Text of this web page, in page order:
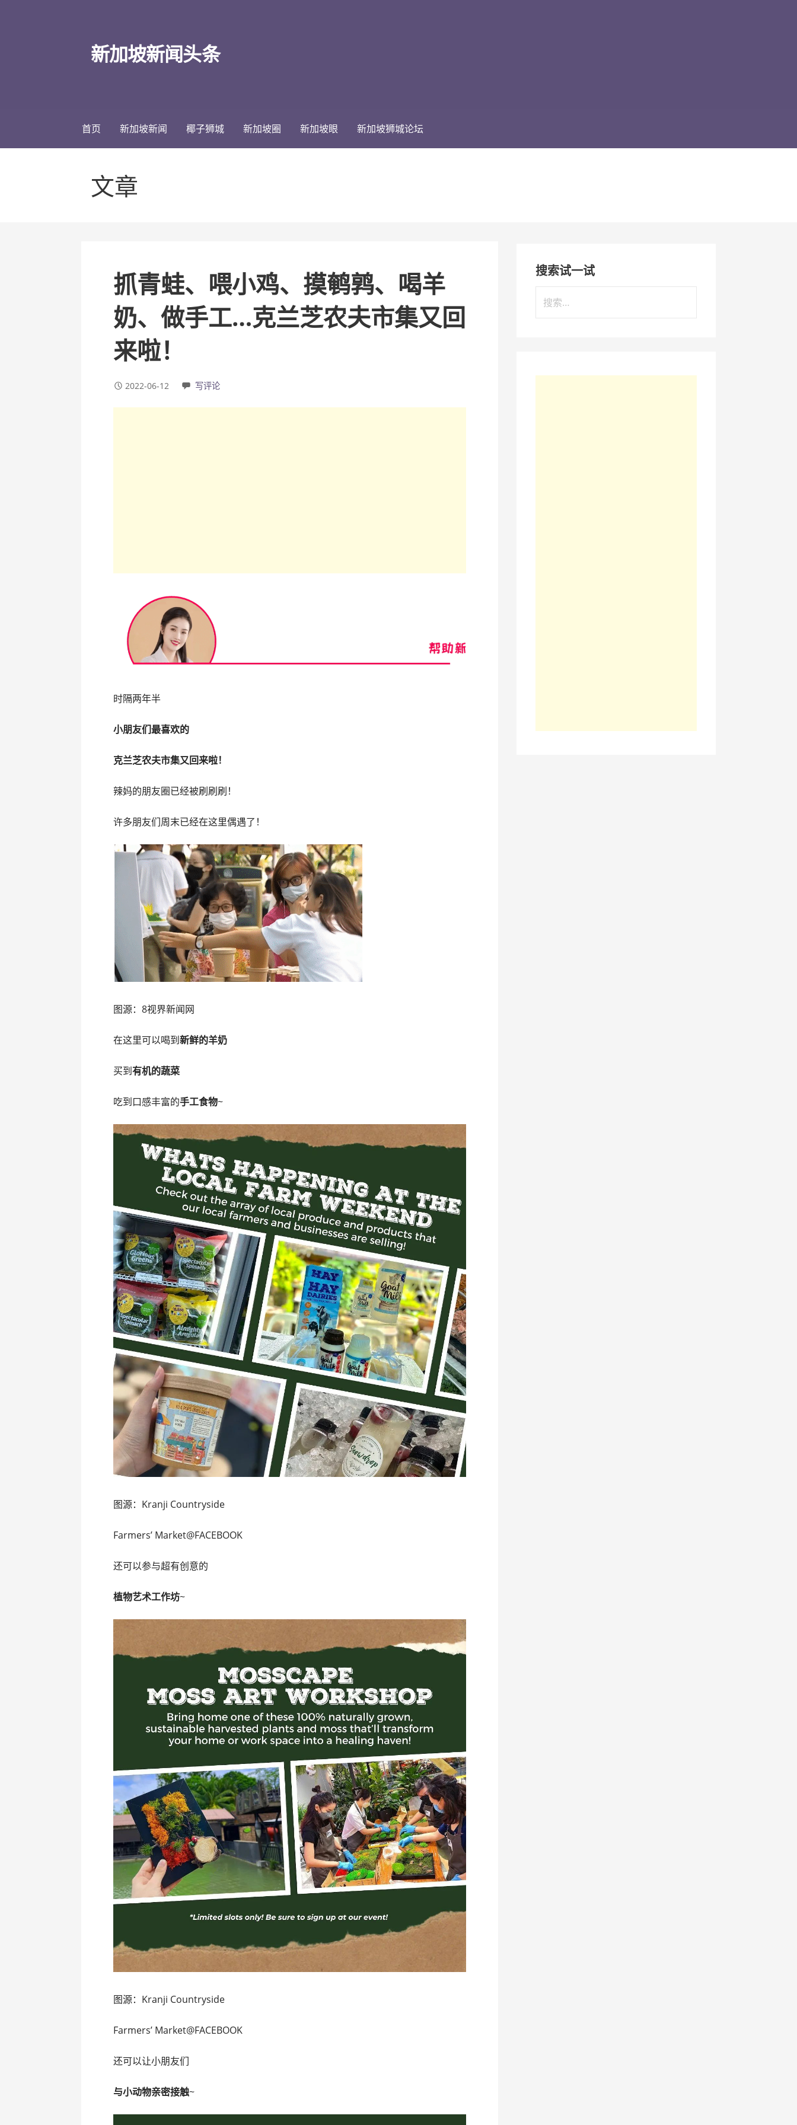
新加坡新闻头条
首页 新加坡新闻 椰子狮城 新加坡圈 新加坡眼 新加坡狮城论坛
文章
抓青蛙、喂小鸡、摸鹌鹑、喝羊
奶、做手工…克兰芝农夫市集又回
来啦！
2022-06-12 写评论
时隔两年半
小朋友们最喜欢的
克兰芝农夫市集又回来啦！
辣妈的朋友圈已经被刷刷刷！
许多朋友们周末已经在这里偶遇了！
图源：8视界新闻网
在这里可以喝到新鲜的羊奶
买到有机的蔬菜
吃到口感丰富的手工食物~
图源：Kranji Countryside
Farmers’ Market@FACEBOOK
还可以参与超有创意的
植物艺术工作坊~
图源：Kranji Countryside
Farmers’ Market@FACEBOOK
还可以让小朋友们
与小动物亲密接触~
搜索试一试
索